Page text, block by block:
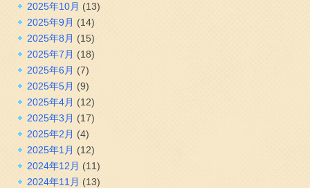
2025年10月 (13)
2025年9月 (14)
2025年8月 (15)
2025年7月 (18)
2025年6月 (7)
2025年5月 (9)
2025年4月 (12)
2025年3月 (17)
2025年2月 (4)
2025年1月 (12)
2024年12月 (11)
2024年11月 (13)